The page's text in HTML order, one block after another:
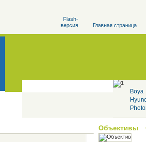
Flash-
версия
Главная страница
Boya
Объективы